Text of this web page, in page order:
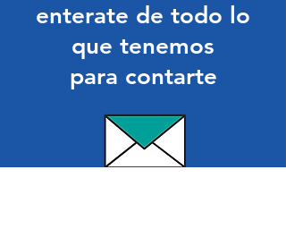
enterate de todo lo
que tenemos
para contarte